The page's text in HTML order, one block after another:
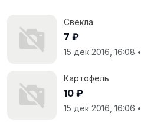
Свекла
7 ₽
15 дек 2016, 16:08 •
Картофель
10 ₽
15 дек 2016, 16:06 •